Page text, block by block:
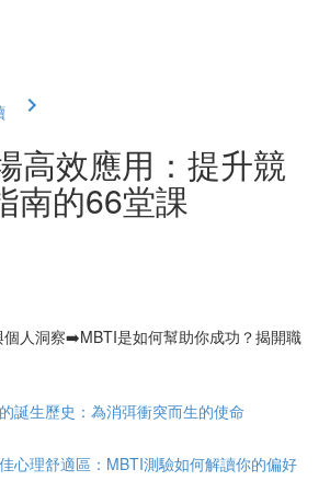
高效應用：提升競
南的66堂課
人洞察➡️MBTI是如何幫助你成功？揭開職
誕生歷史：為消弭衝突而生的使命
心理舒適區：MBTI測驗如何解讀你的偏好